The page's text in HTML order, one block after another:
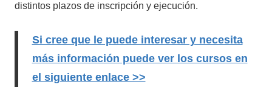
distintos plazos de inscripción y ejecución.
Si cree que le puede interesar y necesita
más información puede ver los cursos en
el siguiente enlace >>